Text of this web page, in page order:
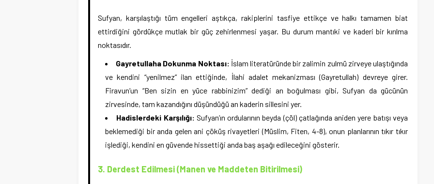
Sufyan, karşılaştığı tüm engelleri aştıkça, rakiplerini tasfiye ettikçe ve halkı tamamen biat
ettirdiğini gördükçe mutlak bir güç zehirlenmesi yaşar. Bu durum mantıki ve kaderi bir kırılma
noktasıdır.
Gayretullaha Dokunma Noktası: İslam literatüründe bir zalimin zulmü zirveye ulaştığında
ve kendini “yenilmez” ilan ettiğinde, İlahi adalet mekanizması (Gayretullah) devreye girer.
Firavun’un “Ben sizin en yüce rabbinizim” dediği an boğulması gibi, Sufyan da gücünün
zirvesinde, tam kazandığını düşündüğü an kaderin sillesini yer.
Hadislerdeki Karşılığı: Sufyan’ın ordularının beyda (çöl) çatlağında aniden yere batışı veya
beklemediği bir anda gelen ani çöküş rivayetleri (Müslim, Fiten, 4-8), onun planlarının tıkır tıkır
işlediği, kendini en güvende hissettiği anda baş aşağı edileceğini gösterir.
3. Derdest Edilmesi (Manen ve Maddeten Bitirilmesi)